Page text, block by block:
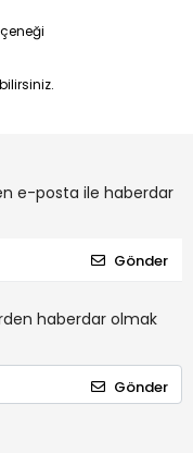
e-posta ile haberdar
Gönder
haberdar olmak
Gönder